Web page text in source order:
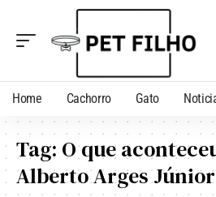
Home Cachorro Gato
Tag: O que
Alberto Arges Júnior